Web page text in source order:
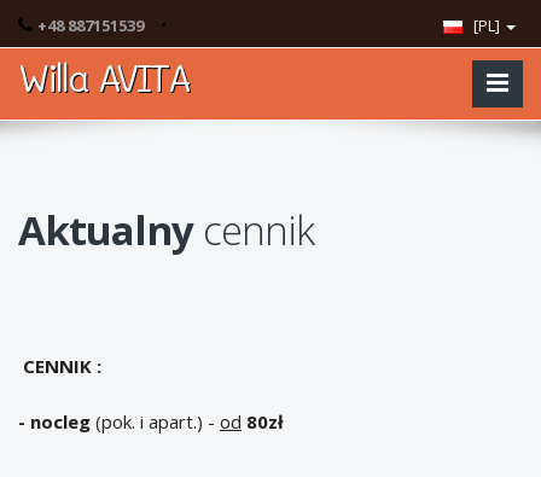
+48 887151539 • [PL]
Willa AVITA
Aktualnycennik
CENNIK :
- nocleg (pok. i apart.) - od 80zł